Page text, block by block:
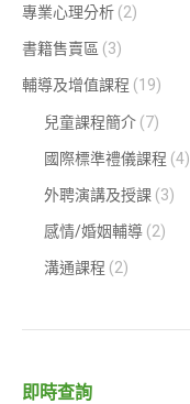
專業心理分析 (2)
書籍售賣區 (3)
輔導及增值課程 (19)
兒童課程簡介 (7)
國際標準禮儀課程 (4)
外聘演講及授課 (3)
感情/婚姻輔導 (2)
溝通課程 (2)
即時查詢